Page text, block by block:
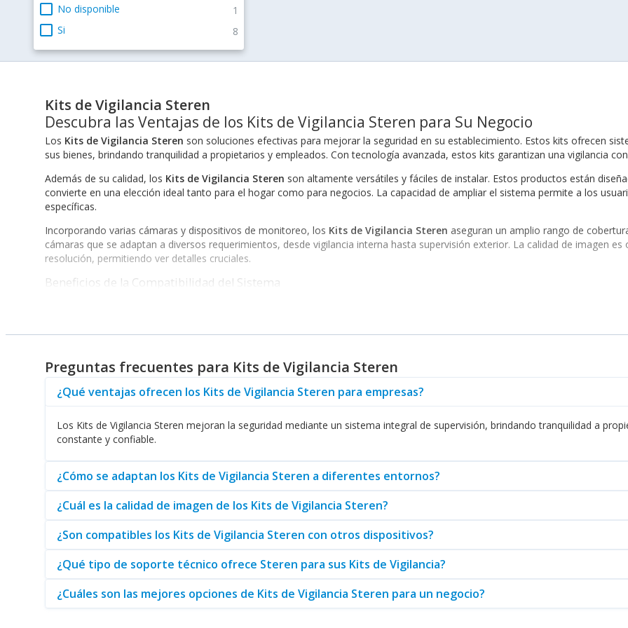
check_box_outline_blank No disponible 1
check_box_outline_blank Si 8
Kits de Vigilancia Steren
Descubra las Ventajas de los Kits de Vigilancia Steren para Su Negocio
Los Kits de Vigilancia Steren son soluciones efectivas para mejorar la seguridad en su establecimiento. Estos kits ofrecen
sus bienes, brindando tranquilidad a propietarios y empleados. Con tecnología avanzada, estos kits garantizan una vigilancia
Además de su calidad, los Kits de Vigilancia Steren son altamente versátiles y fáciles de instalar. Estos productos están
convierte en una elección ideal tanto para el hogar como para negocios. La capacidad de ampliar el sistema permite a los
específicas.
Incorporando varias cámaras y dispositivos de monitoreo, los Kits de Vigilancia Steren aseguran un amplio rango de
cámaras que se adaptan a diversos requerimientos, desde vigilancia interna hasta supervisión exterior. La calidad de imagen
resolución, permitiendo ver detalles cruciales.
Beneficios de la Compatibilidad del Sistema
destacan en este aspecto,
Otra ventaja significativa es el soporte técnico que ofrece Steren. Los usuarios pueden acceder a recursos y asistencia que
Recuerde que en Abasteo, usted encontrará una amplia gama de opciones enKits de Vigilanciay otros productos de la marca.
soluciones de seguridad efectivas y accesibles, asegurando que su inversión en vigilancia sea duradera y eficiente.
como un líder en tecnología de seguridad.
Preguntas frecuentes para Kits de Vigilancia Steren
¿Qué ventajas ofrecen los Kits de Vigilancia Steren para empresas?
Los Kits de Vigilancia Steren mejoran la seguridad mediante un sistema integral de supervisión, brindando tranquilidad a
constante y confiable.
¿Cómo se adaptan los Kits de Vigilancia Steren a diferentes entornos?
¿Cuál es la calidad de imagen de los Kits de Vigilancia Steren?
¿Son compatibles los Kits de Vigilancia Steren con otros dispositivos?
¿Qué tipo de soporte técnico ofrece Steren para sus Kits de Vigilancia?
¿Cuáles son las mejores opciones de Kits de Vigilancia Steren para un negocio?